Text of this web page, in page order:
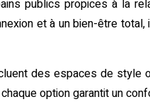
publics propices à la
et à un bien-être
des espaces de style
option garantit un